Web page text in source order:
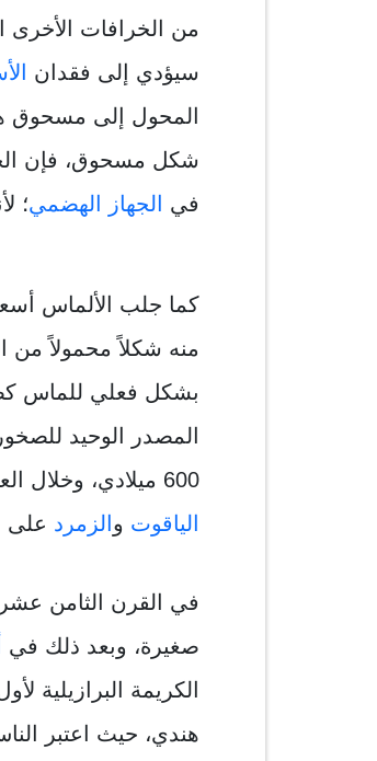
من الخرافات الأخرى
سيؤدي إلى فقدان
المحول إلى مسحوق
شكل مسحوق، فإن
في
الجهاز الهضمي؛
كما جلب الألماس
منه شكلاً محمولاً من
600 ميلادي، وخلال العصور الوسطى طغت بعض الأحجار الكريمة الملونة مثل
الياقوت و الزمرد على
في القرن الثامن
صغيرة، وبعد ذلك في
الكريمة البرازيلية
هندي، حيث اعتبر